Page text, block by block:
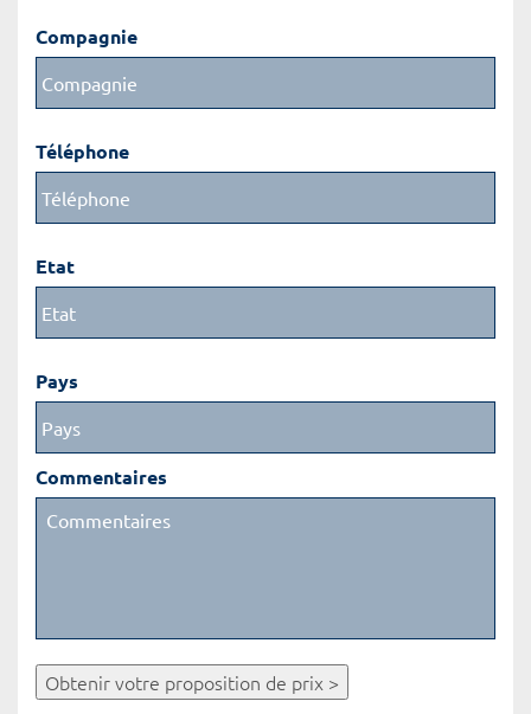
Compagnie
Téléphone
Etat
Pays
Commentaires
Obtenir votre proposition de prix >